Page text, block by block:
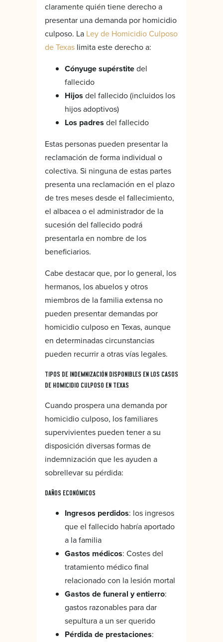
claramente quién tiene derecho a
presentar una demanda por homicidio
culposo. La Ley de Homicidio Culposo
de Texas limita este derecho a:
Cónyuge supérstitedel
fallecido
Hijos del fallecido (incluidos los
hijos adoptivos)
Los padres del fallecido
Estas personas pueden presentar la
reclamación de forma individual o
colectiva. Si ninguna de estas partes
presenta una reclamación en el plazo
de tres meses desde el fallecimiento,
el albacea o el administrador de la
sucesión del fallecido podrá
presentarla en nombre de los
beneficiarios.
Cabe destacar que, por lo general, los
hermanos, los abuelos y otros
miembros de la familia extensa no
pueden presentar demandas por
homicidio culposo en Texas, aunque
en determinadas circunstancias
pueden recurrir a otras vías legales.
TIPOS DE INDEMNIZACIÓN DISPONIBLES EN LOS CASOS
DE HOMICIDIO CULPOSO EN TEXAS
Cuando prospera una demanda por
homicidio culposo, los familiares
supervivientes pueden tener a su
disposición diversas formas de
indemnización que les ayuden a
sobrellevar su pérdida:
DAÑOS ECONÓMICOS
Ingresos perdidos: los ingresos
que el fallecido habría aportado
a la familia
Gastos médicos: Costes del
tratamiento médico final
relacionado con la lesión mortal
Gastos de funeral y entierro:
gastos razonables para dar
sepultura a un ser querido
Pérdida de prestaciones: